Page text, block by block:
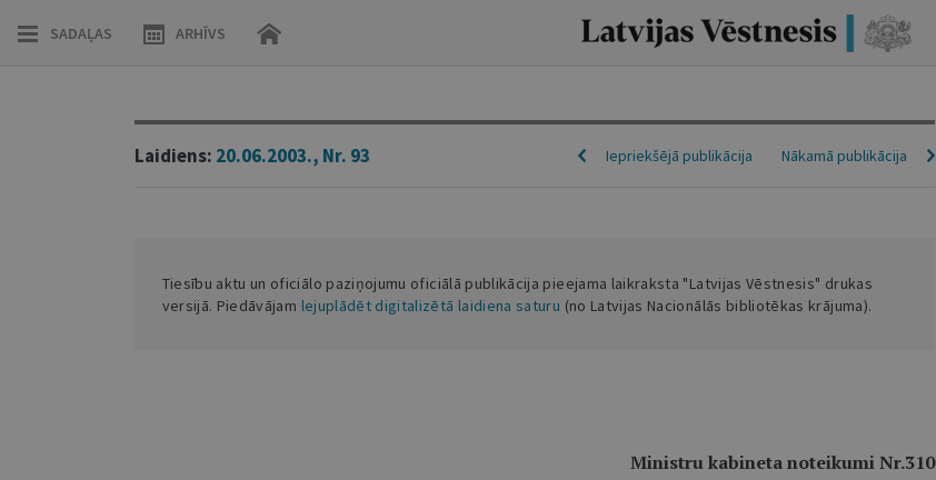
SADAĻAS ARHĪVS
Laidiens: 20.06.2003., Nr. 93 Nākamā publikācija
Iepriekšējā publikācija
Tiesību aktu un oficiālo paziņojumu oficiālā publikācija pieejama laikraksta "Latvijas Vēstnesis" drukas
versijā. Piedāvājam lejuplādēt digitalizētā laidiena saturu (no Latvijas Nacionālās bibliotēkas krājuma).
Ministru kabineta noteikumi Nr.310